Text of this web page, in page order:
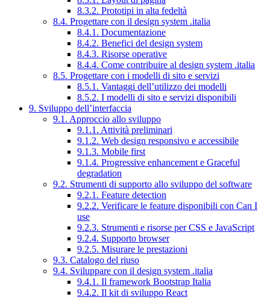
8.3.2. Prototipi in alta fedeltà
8.4. Progettare con il design system .italia
8.4.1. Documentazione
8.4.2. Benefici del design system
8.4.3. Risorse operative
8.4.4. Come contribuire al design system .italia
8.5. Progettare con i modelli di sito e servizi
8.5.1. Vantaggi dell’utilizzo dei modelli
8.5.2. I modelli di sito e servizi disponibili
9. Sviluppo dell’interfaccia
9.1. Approccio allo sviluppo
9.1.1. Attività preliminari
9.1.2. Web design responsivo e accessibile
9.1.3. Mobile first
9.1.4. Progressive enhancement e Graceful
degradation
9.2. Strumenti di supporto allo sviluppo del software
9.2.1. Feature detection
9.2.2. Verificare le feature disponibili con Can I
use
9.2.3. Strumenti e risorse per CSS e JavaScript
9.2.4. Supporto browser
9.2.5. Misurare le prestazioni
9.3. Catalogo del riuso
9.4. Sviluppare con il design system .italia
9.4.1. Il framework Bootstrap Italia
9.4.2. Il kit di sviluppo React